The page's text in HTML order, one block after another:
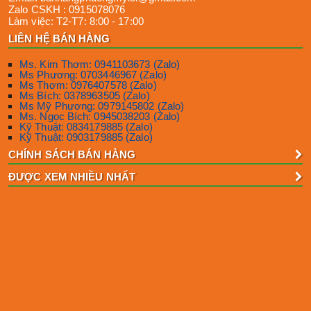
Zalo CSKH :0915078076
Làm việc: T2-T7: 8:00 - 17:00
LIÊN HỆ BÁN HÀNG
Ms. Kim Thơm: 0941103673 (Zalo)
Ms Phương: 0703446967 (Zalo)
Ms Thơm: 0976407578 (Zalo)
Ms Bích: 0378963505 (Zalo)
Ms Mỹ Phương: 0979145802 (Zalo)
Ms. Ngọc Bích: 0945038203 (Zalo)
Kỹ Thuật: 0834179885 (Zalo)
Kỹ Thuật: 0903179885 (Zalo)
CHÍNH SÁCH BÁN HÀNG
ĐƯỢC XEM NHIỀU NHẤT